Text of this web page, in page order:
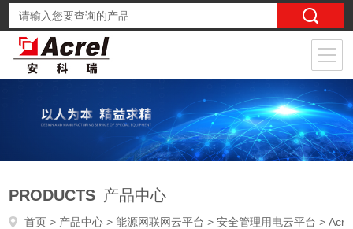
PRODUCTS 产品中心
首页 > 产品中心 >能源网联网云平台 >安全管理用电云平台 > AcrelCloud1200分布式光伏运维云平台